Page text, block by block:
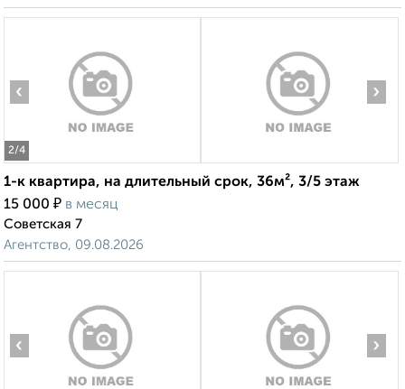
2/4
‹ ›
1-к квартира, на длительный срок, 36м², 3/5 этаж
15 000 ₽ в месяц
Советская 7
Агентство, 09.08.2026
‹ ›